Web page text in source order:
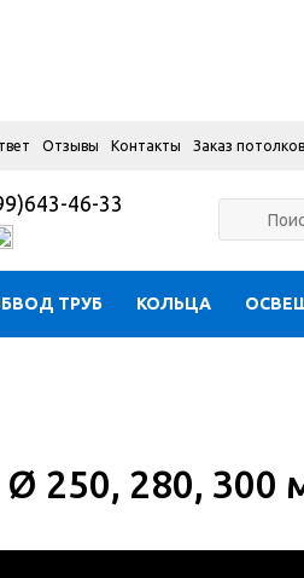
Отзывы Контакты Заказ потолков
46-33
ТРУБ КОЛЬЦА
250, 280, 300